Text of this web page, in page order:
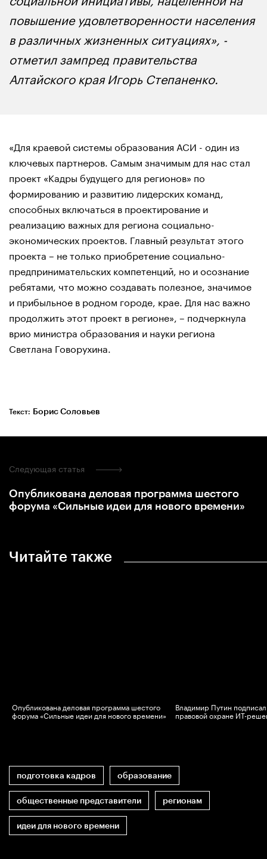
повышение удовлетворенности населения
в различных жизненных ситуациях», -
отметил зампред правительства
Алтайского края Игорь Степаненко.
«Для краевой системы образования АСИ - один из
ключевых партнеров. Самым значимым для нас стал
проект «Кадры будущего для регионов» по
формированию и развитию лидерских команд,
способных включаться в проектирование и
реализацию важных для региона социально-
экономических проектов. Главный результат этого
проекта – не только приобретение социально-
предпринимательских компетенций, но и осознание
ребятами, что можно создавать полезное, значимое
и прибыльное в родном городе, крае. Для нас важно
продолжить этот проект в регионе», – подчеркнула
врио министра образования и науки региона
Светлана Говорухина.
Текст: Борис Соловьев
Читайте также
Опубликована деловая программа шестого
форума «Сильные идеи для нового времени»
Владимир Путин
правовой охране ИТ-
подготовка кадров образование
общественные представители регионам
идеи для нового времени
Следующая статья
Опубликована деловая программа шестого
форума «Сильные идеи для нового времени»